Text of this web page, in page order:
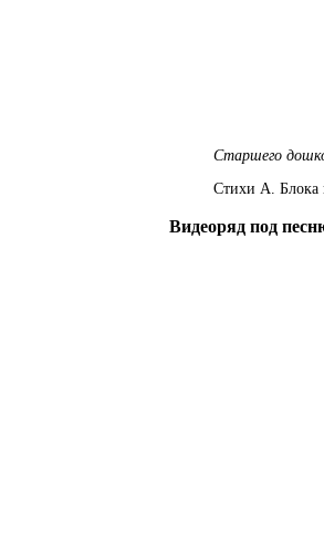
Старшего
Стихи А. Блока
Видеоряд под